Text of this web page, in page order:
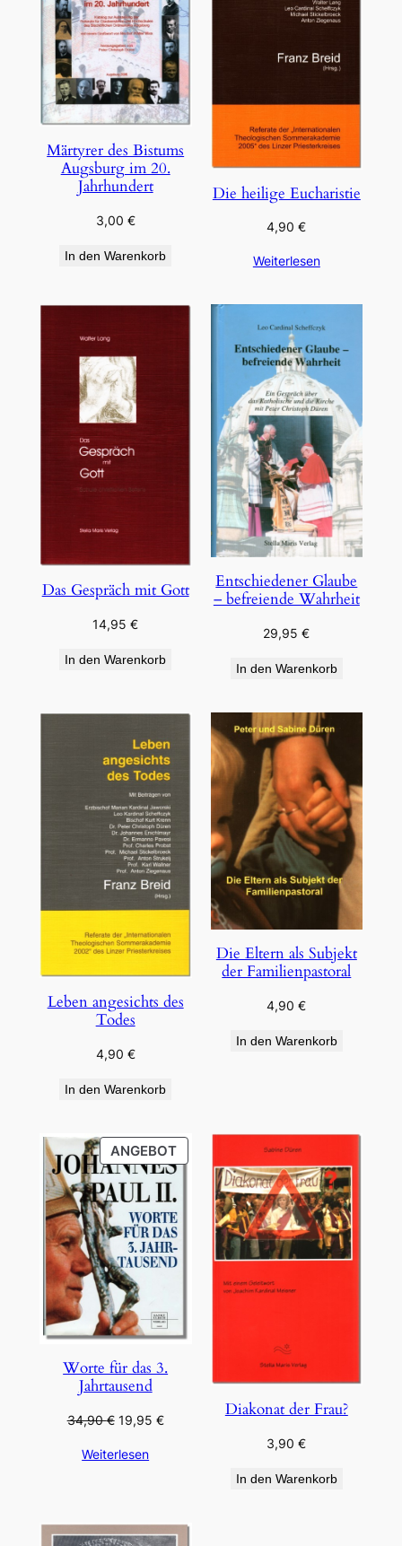
Märtyrer des Bistums
Augsburg im 20.
Jahrhundert
3,00 €
In den Warenkorb
Die heilige Eucharistie
4,90€
Weiterlesen
Das Gespräch mit Gott
14,95€
In den Warenkorb
Entschiedener Glaube
– befreiende Wahrheit
29,95€
In den Warenkorb
Leben angesichts des
Todes
4,90 €
In den Warenkorb
Die Eltern als Subjekt
der Familienpastoral
4,90€
In den Warenkorb
ANGEBOTPRODUKT
IM
ANGEBOT
Worte für das 3.
Jahrtausend
34,90€ Ursprünglicher
war:
19,95 €Aktueller
Weiterlesen
Diakonat der Frau?
3,90€
In den Warenkorb